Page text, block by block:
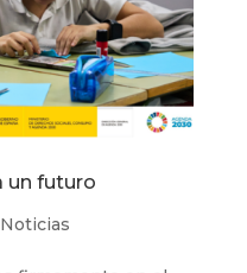
un futuro
Noticias